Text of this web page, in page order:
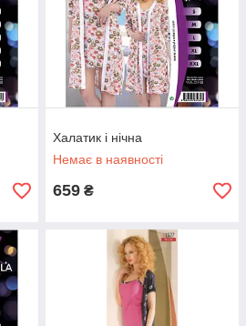
Халатик і нічна
Немає в наявності
659 ₴